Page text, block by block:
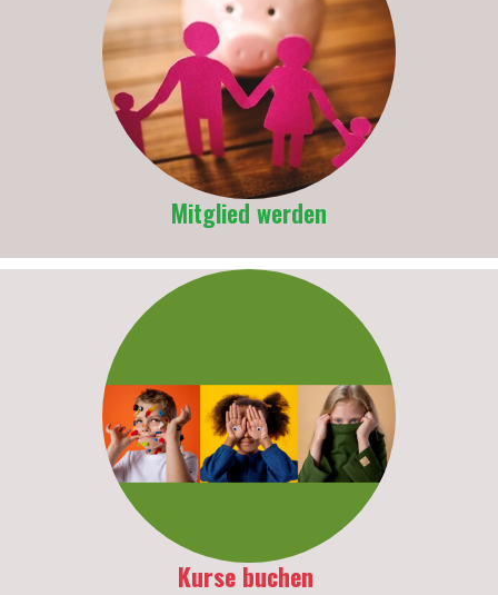
Mitglied werden
Kurse buchen